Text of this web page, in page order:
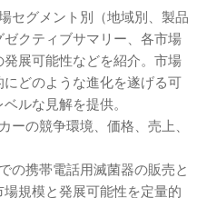
セグメント別（地域別、製品
クティブサマリー、各市場
展可能性などを紹介。市場
どのような進化を遂げる可
ルな見解を提供。
の競争環境、価格、売上、
の携帯電話用滅菌器の販売と
規模と発展可能性を定量的